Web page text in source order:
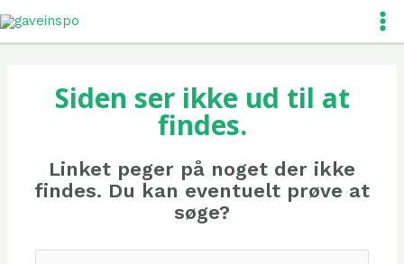
til
Siden ser ikke ud til at
findes.
Linket peger på noget der ikke
findes. Du kan eventuelt prøve at
søge?